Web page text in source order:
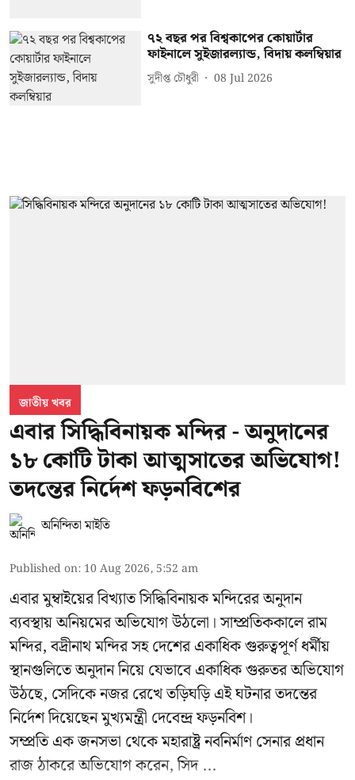
৭২ বছর পর বিশ্বকাপের কোয়ার্টার
ফাইনালে সুইজারল্যান্ড, বিদায় কলম্বিয়ার
সুদীপ্ত চৌধুরী 08 Jul 2026
জাতীয় খবর
এবার সিদ্ধিবিনায়ক মন্দির - অনুদানের
১৮ কোটি টাকা আত্মসাতের অভিযোগ!
তদন্তের নির্দেশ ফড়নবিশের
অনিন্দিতা মাইতি
Published on: 10 Aug 2026, 5:52 am
এবার মুম্বাইয়ের বিখ্যাত সিদ্ধিবিনায়ক মন্দিরের অনুদান
ব্যবস্থায় অনিয়মের অভিযোগ উঠলো। সাম্প্রতিককালে রাম
মন্দির, বদ্রীনাথ মন্দির সহ দেশের একাধিক গুরুত্বপূর্ণ ধর্মীয়
স্থানগুলিতে অনুদান নিয়ে যেভাবে একাধিক গুরুতর অভিযোগ
উঠছে, সেদিকে নজর রেখে তড়িঘড়ি এই ঘটনার তদন্তের
নির্দেশ দিয়েছেন মুখ্যমন্ত্রী দেবেন্দ্র ফড়নবিশ।
সম্প্রতি এক জনসভা থেকে মহারাষ্ট্র নবনির্মাণ সেনার প্রধান
রাজ ঠাকরে অভিযোগ করেন, সিদ ...